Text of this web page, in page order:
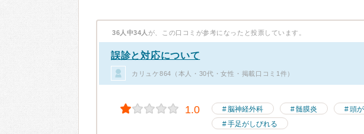
36人中34人 が、この口コミが参考になったと投票しています。
誤診と対応について
カリュケ864（本人・30代・女性・掲載口コミ1件）
1.0 脳神経外科 髄膜炎 頭
手足がしびれる